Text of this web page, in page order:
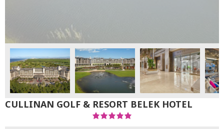
CULLINAN GOLF & RESORT BELEK HOTEL